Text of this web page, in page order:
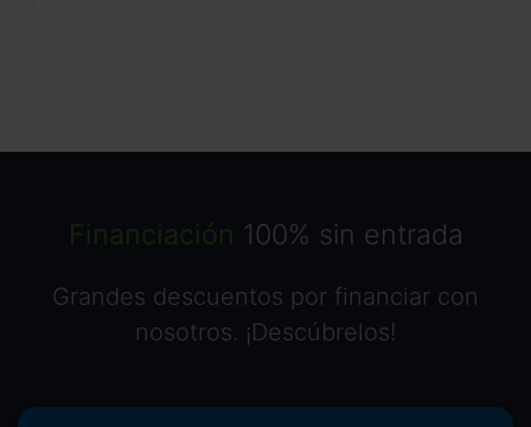
Financiación 100% sin entrada
Grandes descuentos por financiar con
nosotros. ¡Descúbrelos!